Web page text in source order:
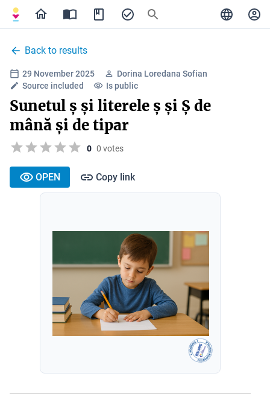
Back to results
29 November 2025
Dorina Loredana Sofian
Source included
Is public
Sunetul ș și literele ș și Ș de
mână și de tipar
0 0 votes
OPEN Copy link